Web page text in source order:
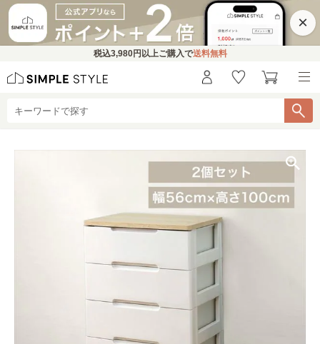
×
税込3,980円 以上ご購入で送料無料